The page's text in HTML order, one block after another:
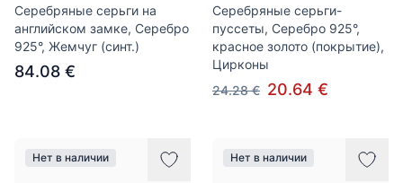
Серебряные серьги на
английском замке, Серебро
925°, Жемчуг (синт.)
84.08 €
Серебряные серьги-
пуссеты, Серебро 925°,
красное золото (покрытие),
Цирконы
24.28 € 20.64 €
Нет в наличии Нет в наличии